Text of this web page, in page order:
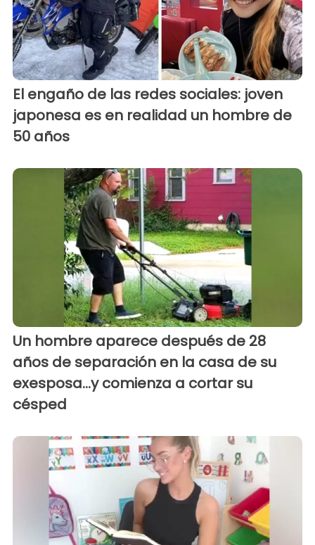
El engaño de las redes sociales: joven
japonesa es en realidad un hombre de
50 años
Un hombre aparece después de 28
años de separación en la casa de su
exesposa...y comienza a cortar su
césped